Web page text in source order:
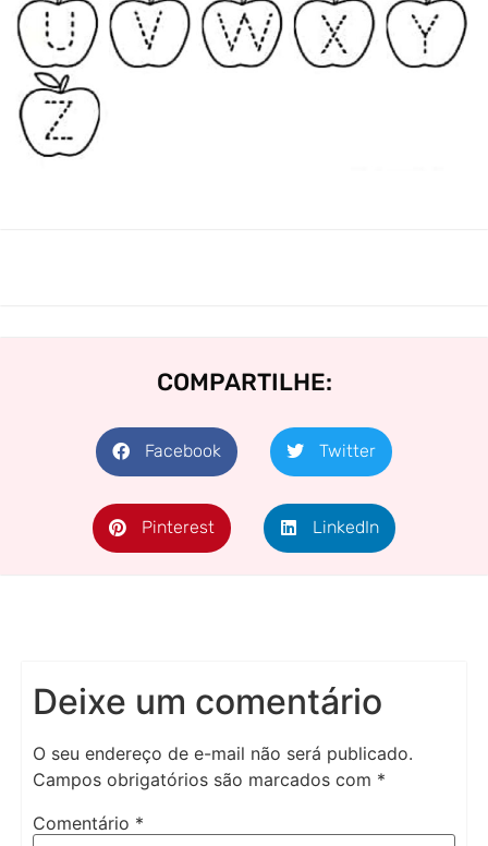
COMPARTILHE:
Facebook Twitter
Pinterest LinkedIn
Deixe um comentário
O seu endereço de e-mail não será publicado.
Campos obrigatórios são marcados com *
Comentário *